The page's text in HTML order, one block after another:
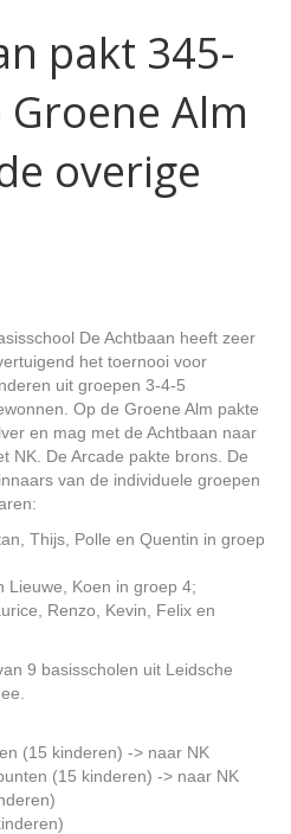
pakt 345-
Alm
overige
De Achtbaan heeft zeer
het toernooi voor
uit groepen 3-4-5
Op de Groene Alm pakte
en mag met de Achtbaan naar
NK. De Arcade pakte brons. De
van de individuele groepen
Thijs, Polle en Quentin in groep
Lieuwe, Koen in groep 4;
Renzo, Kevin, Felix en
9 basisscholen uit Leidsche
(15 kinderen) -> naar NK
(15 kinderen) -> naar NK